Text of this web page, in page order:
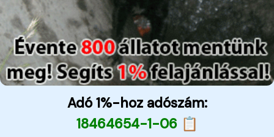
Adó 1%-hoz adószám:
18464654-1-06 📋